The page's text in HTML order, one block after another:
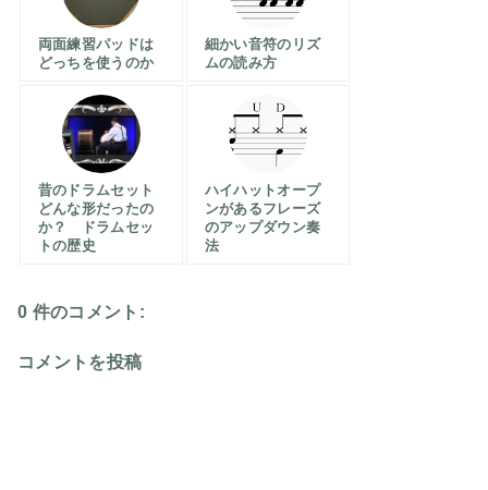
両面練習パッドは
どっちを使うのか
細かい音符のリズ
ムの読み方
昔のドラムセット
どんな形だったの
か？ ドラムセッ
トの歴史
ハイハットオープ
ンがあるフレーズ
のアップダウン奏
法
0 件のコメント:
コメントを投稿